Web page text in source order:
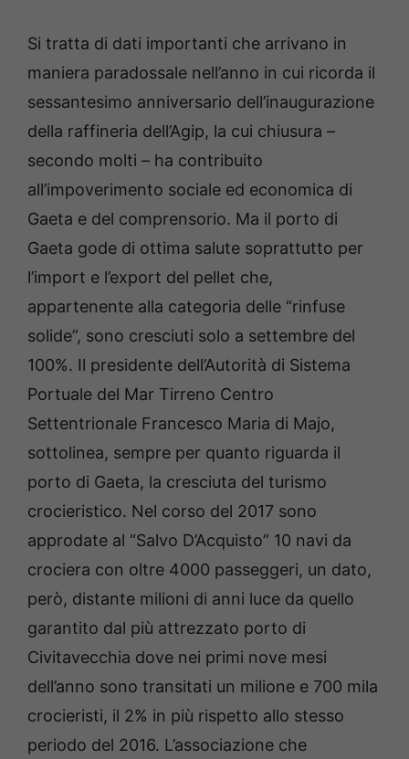
Si tratta di dati importanti che arrivano in
maniera paradossale nell’anno in cui ricorda il
sessantesimo anniversario dell’inaugurazione
della raffineria dell’Agip, la cui chiusura –
secondo molti – ha contribuito
all’impoverimento sociale ed economica di
Gaeta e del comprensorio. Ma il porto di
Gaeta gode di ottima salute soprattutto per
l’import e l’export del pellet che,
appartenente alla categoria delle “rinfuse
solide”, sono cresciuti solo a settembre del
100%. Il presidente dell’Autorità di Sistema
Portuale del Mar Tirreno Centro
Settentrionale Francesco Maria di Majo,
sottolinea, sempre per quanto riguarda il
porto di Gaeta, la cresciuta del turismo
crocieristico. Nel corso del 2017 sono
approdate al “Salvo D’Acquisto” 10 navi da
crociera con oltre 4000 passeggeri, un dato,
però, distante milioni di anni luce da quello
garantito dal più attrezzato porto di
Civitavecchia dove nei primi nove mesi
dell’anno sono transitati un milione e 700 mila
crocieristi, il 2% in più rispetto allo stesso
periodo del 2016. L’associazione che